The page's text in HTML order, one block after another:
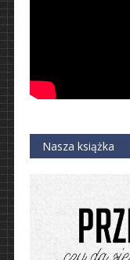
Nasza książka